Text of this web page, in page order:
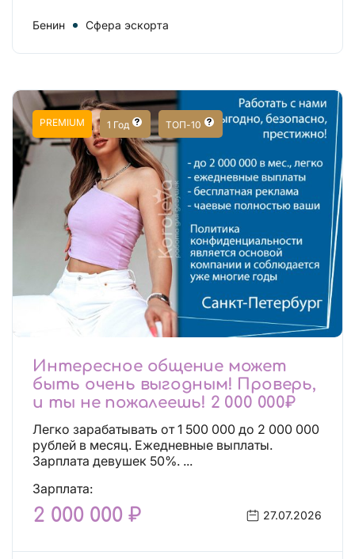
Бенин Сфера эскорта
PREMIUM 1 Год ТОП-10
Интересное общение может
быть очень выгодным! Проверь,
и ты не пожалеешь! 2 000 000₽
Легко зарабатывать от 1 500 000 до 2 000 000
рублей в месяц. Ежедневные выплаты.
Зарплата девушек 50%. ...
Зарплата:
2 000 000 ₽ 27.07.2026